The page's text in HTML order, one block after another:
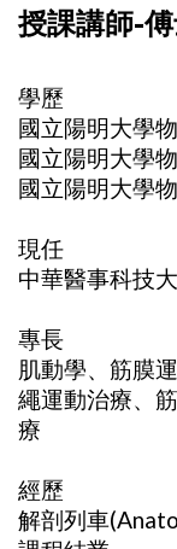
授課講師-傅
學歷
國立陽明大學
國立陽明大學
國立陽明大學
現任
中華醫事科技
專長
肌動學、筋膜
繩運動治療、
療
經歷
解剖列車